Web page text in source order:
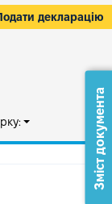
декларацію
Зміст документа